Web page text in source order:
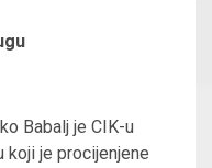
Babalj je CIK-u
koji je procijenjene